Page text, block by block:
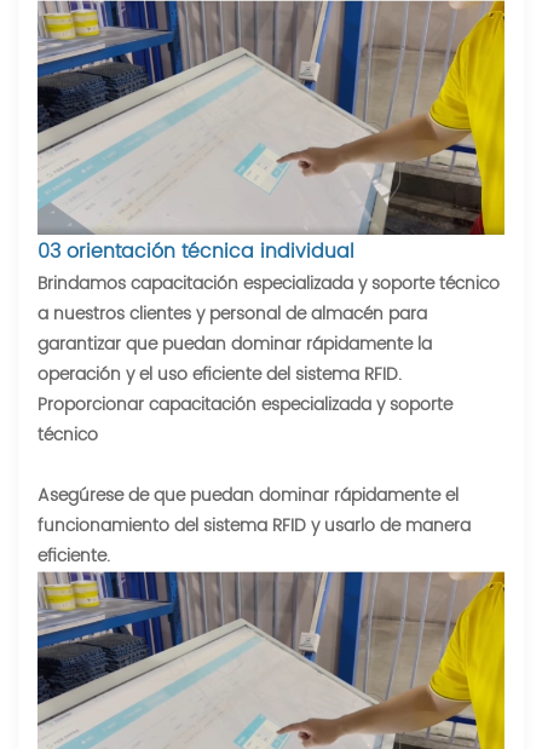
03 orientación técnica individual
Brindamos capacitación especializada y soporte técnico
a nuestros clientes y personal de almacén para
garantizar que puedan dominar rápidamente la
operación y el uso eficiente del sistema RFID.
Proporcionar capacitación especializada y soporte
técnico
Asegúrese de que puedan dominar rápidamente el
funcionamiento del sistema RFID y usarlo de manera
eficiente.